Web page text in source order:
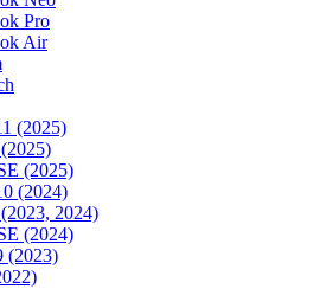
Pro
Air
(2025)
(2025)
(2024)
2024)
(2024)
(2023)